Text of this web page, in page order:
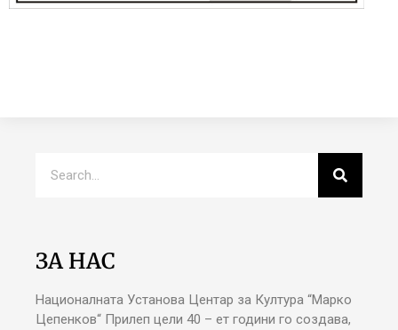
ЗА НАС
Националната Установа Центар за Култура “Марко
Цепенков“ Прилеп цели 40 – ет години го создава,